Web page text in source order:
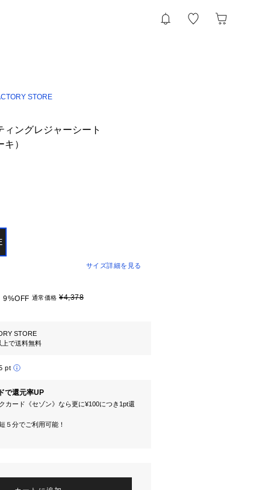
STORE
ィングレジャーシート
）
サイズ詳細を見る
9%OFF 通常価格 ¥4,378
STORE
上で送料無料
pt
で還元率UP
カード《セゾン》なら更に¥100につき1pt還
５分でご利用可能！